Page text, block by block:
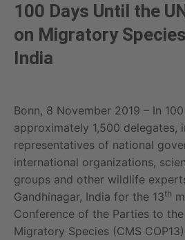
100 Days Until the
on Migratory
India
Bonn, 8 November 2019 – In
approximately 1,500 delegates,
representatives of national
international organizations,
groups and other wildlife
Gandhinagar, India for the 13th
Conference of the Parties to
Migratory Species (CMS